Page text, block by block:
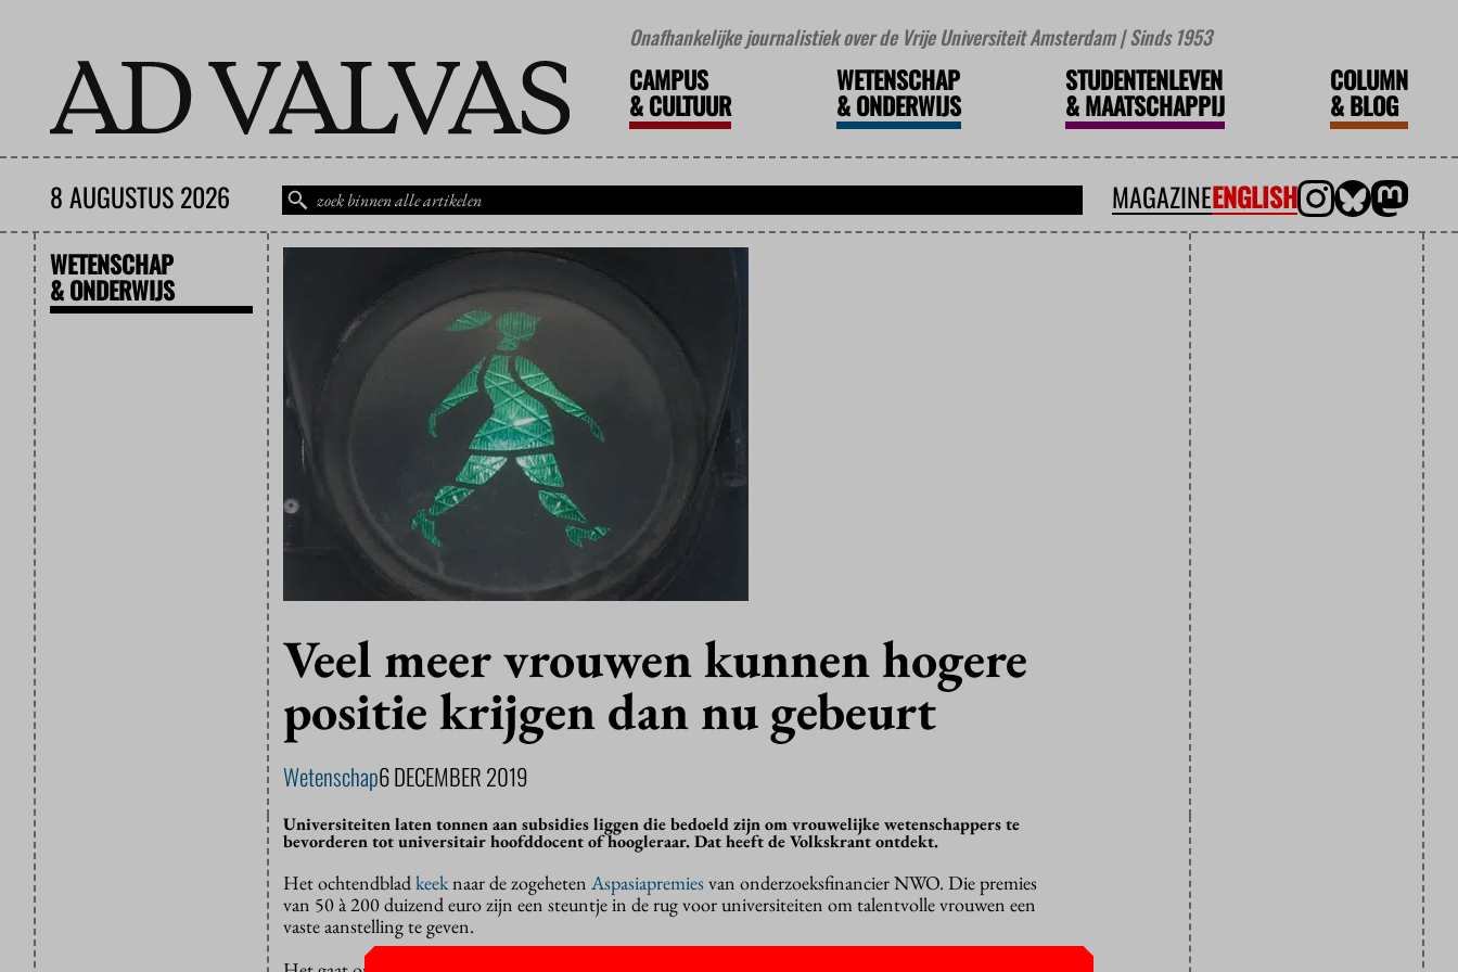
Onafhankelijke journalistiek over de Vrije Universiteit Amsterdam | Sinds 1953
CAMPUS
&CULTUUR
WETENSCHAP
&ONDERWIJS
STUDENTENLEVEN
&MAATSCHAPPIJ
COLUMN
&BLOG
8 AUGUSTUS 2026 MAGAZINEENGLISH
WETENSCHAP
& ONDERWIJS
Veel meer vrouwen kunnen hogere
positie krijgen dan nu gebeurt
Wetenschap6 DECEMBER 2019
Universiteiten laten tonnen aan subsidies liggen die bedoeld zijn om vrouwelijke wetenschappers te
bevorderen tot universitair hoofddocent of hoogleraar. Dat heeft de Volkskrant ontdekt.
Het ochtendbladkeeknaar de zogeheten Aspasiapremiesvan onderzoeksfinancier NWO. Die premies
van 50 à 200 duizend euro zijn een steuntje in de rug voor universiteiten om talentvolle vrouwen een
vaste aanstelling te geven.